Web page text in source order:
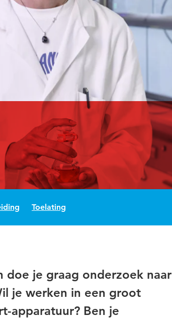
Toelating
doe je graag onderzoek naar
je werken in een groot
apparatuur? Ben je